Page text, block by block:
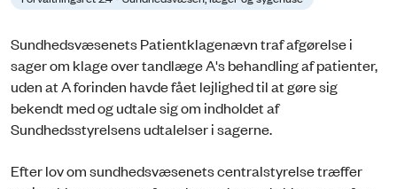
Sundhedsvæsenets Patientklagenævn traf afgørelse i
sager om klage over tandlæge A's behandling af patienter,
uden at A forinden havde fået lejlighed til at gøre sig
bekendt med og udtale sig om indholdet af
Sundhedsstyrelsens udtalelser i sagerne.
Efter lov om sundhedsvæsenets centralstyrelse træffer